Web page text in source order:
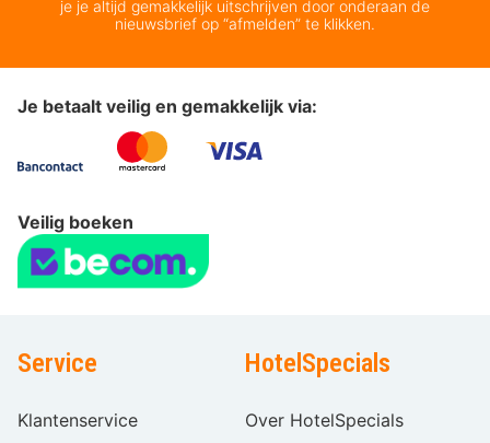
je je altijd gemakkelijk uitschrijven door onderaan de
nieuwsbrief op “afmelden” te klikken.
Je betaalt veilig en gemakkelijk via:
Veilig boeken
Service
Klantenservice
HotelSpecials
Over HotelSpecials